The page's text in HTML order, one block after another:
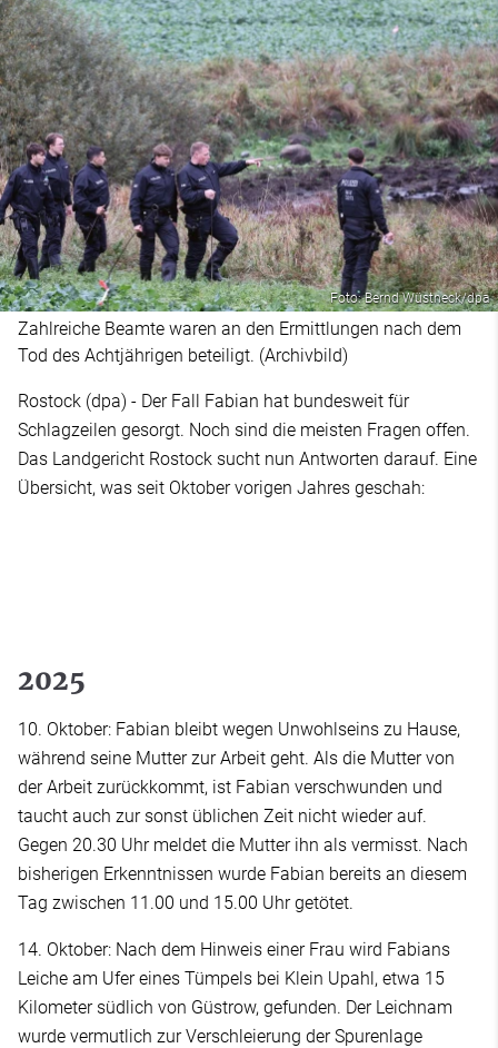
Foto: Bernd Wüstneck/dpa
Zahlreiche Beamte waren an den Ermittlungen nach dem
Tod des Achtjährigen beteiligt. (Archivbild)
Rostock (dpa) - Der Fall Fabian hat bundesweit für
Schlagzeilen gesorgt. Noch sind die meisten Fragen offen.
Das Landgericht Rostock sucht nun Antworten darauf. Eine
Übersicht, was seit Oktober vorigen Jahres geschah:
2025
10. Oktober: Fabian bleibt wegen Unwohlseins zu Hause,
während seine Mutter zur Arbeit geht. Als die Mutter von
der Arbeit zurückkommt, ist Fabian verschwunden und
taucht auch zur sonst üblichen Zeit nicht wieder auf.
Gegen 20.30 Uhr meldet die Mutter ihn als vermisst. Nach
bisherigen Erkenntnissen wurde Fabian bereits an diesem
Tag zwischen 11.00 und 15.00 Uhr getötet.
14. Oktober: Nach dem Hinweis einer Frau wird Fabians
Leiche am Ufer eines Tümpels bei Klein Upahl, etwa 15
Kilometer südlich von Güstrow, gefunden. Der Leichnam
wurde vermutlich zur Verschleierung der Spurenlage